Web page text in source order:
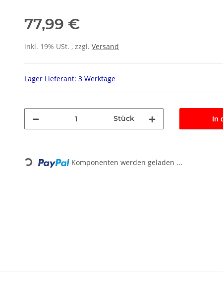
77,99 €
inkl. 19% USt. , zzgl. Versand
Lager Lieferant: 3 Werktage
Stück In
Loading... Komponenten werden geladen ...